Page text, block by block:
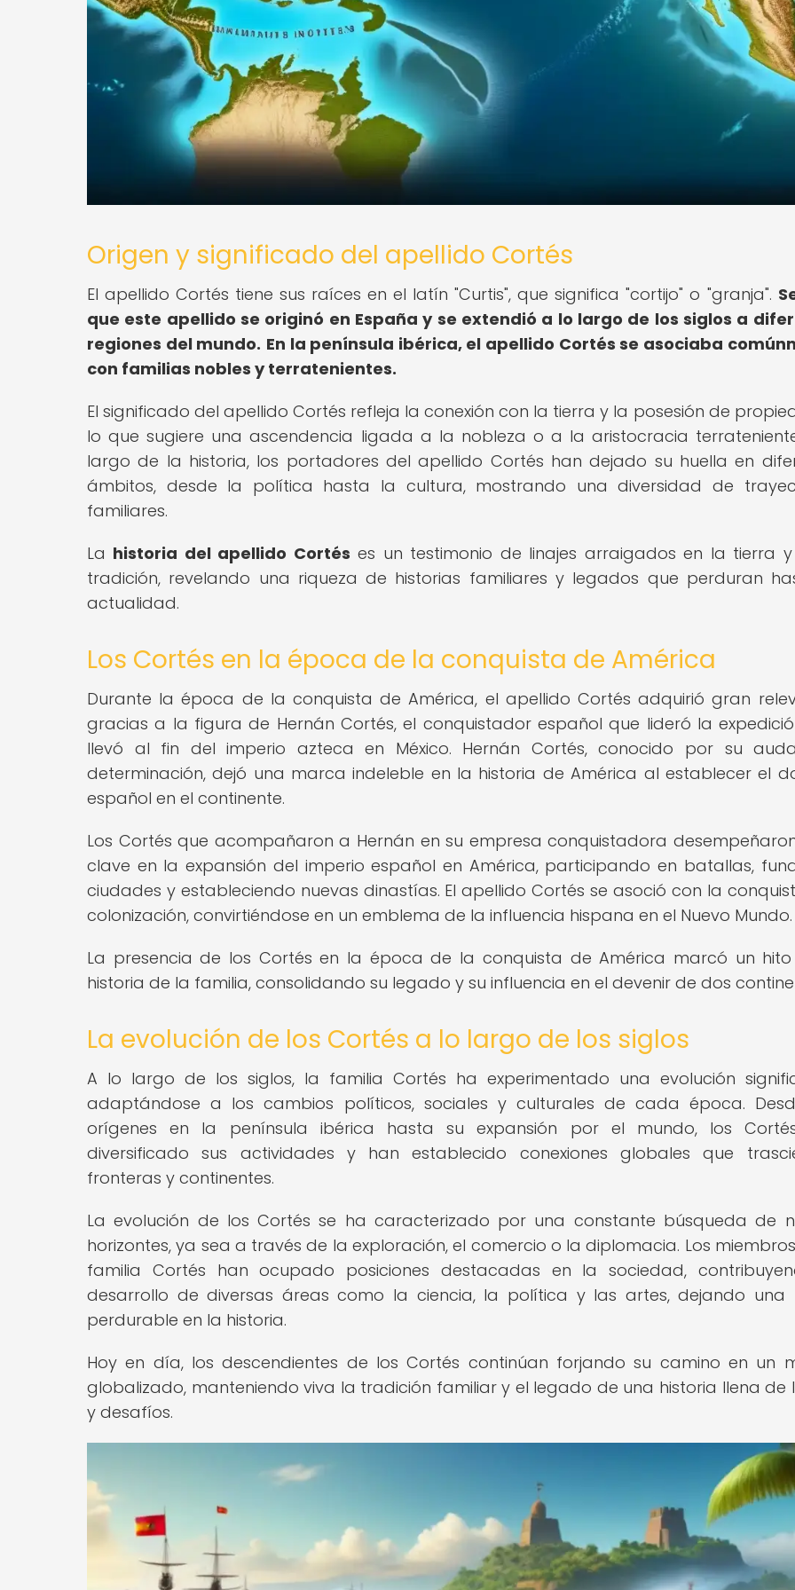
Origen y significado del apellido Cortés
El apellido Cortés tiene sus raíces en el latín "Curtis", que significa "cortijo" o "granja".
que este apellido se originó en España y se extendió a lo largo de los siglos a
regiones del mundo. En la península ibérica, el apellido Cortés se asociaba
con familias nobles y terratenientes.
El significado del apellido Cortés refleja la conexión con la tierra y la posesión de
lo que sugiere una ascendencia ligada a la nobleza o a la aristocracia
largo de la historia, los portadores del apellido Cortés han dejado su huella en
ámbitos, desde la política hasta la cultura, mostrando una diversidad de
familiares.
La historia del apellido Cortés es un testimonio de linajes arraigados en la tierra
tradición, revelando una riqueza de historias familiares y legados que perduran
actualidad.
Los Cortés en la época de la conquista de América
Durante la época de la conquista de América, el apellido Cortés adquirió gran
gracias a la figura de Hernán Cortés, el conquistador español que lideró la
llevó al fin del imperio azteca en México. Hernán Cortés, conocido por su
determinación, dejó una marca indeleble en la historia de América al establecer el
español en el continente.
Los Cortés que acompañaron a Hernán en su empresa conquistadora
clave en la expansión del imperio español en América, participando en batallas,
ciudades y estableciendo nuevas dinastías. El apellido Cortés se asoció con la
colonización, convirtiéndose en un emblema de la influencia hispana en el Nuevo Mundo.
La presencia de los Cortés en la época de la conquista de América marcó un
historia de la familia, consolidando su legado y su influencia en el devenir de dos
La evolución de los Cortés a lo largo de los siglos
A lo largo de los siglos, la familia Cortés ha experimentado una evolución
adaptándose a los cambios políticos, sociales y culturales de cada época.
orígenes en la península ibérica hasta su expansión por el mundo, los
diversificado sus actividades y han establecido conexiones globales que
fronteras y continentes.
La evolución de los Cortés se ha caracterizado por una constante búsqueda de
horizontes, ya sea a través de la exploración, el comercio o la diplomacia. Los
familia Cortés han ocupado posiciones destacadas en la sociedad,
desarrollo de diversas áreas como la ciencia, la política y las artes, dejando una
perdurable en la historia.
Hoy en día, los descendientes de los Cortés continúan forjando su camino en un
globalizado, manteniendo viva la tradición familiar y el legado de una historia llena de
y desafíos.